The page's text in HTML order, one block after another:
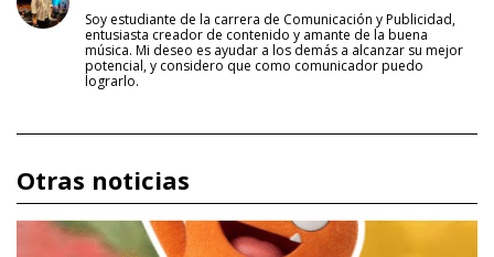
Soy estudiante de la carrera de Comunicación y Publicidad,
entusiasta creador de contenido y amante de la buena
música. Mi deseo es ayudar a los demás a alcanzar su mejor
potencial, y considero que como comunicador puedo
lograrlo.
Otras noticias